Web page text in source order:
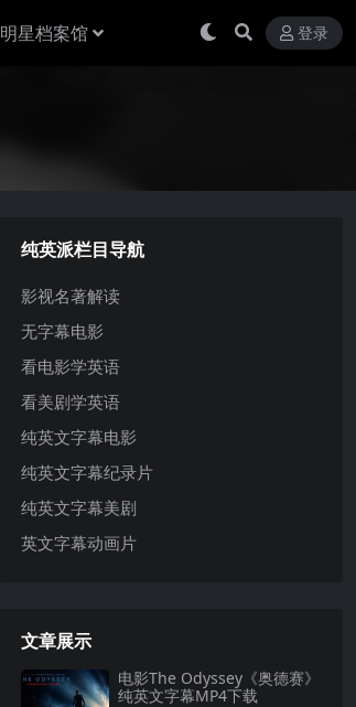
明星档案馆 登录
纯英派栏目导航
影视名著解读
无字幕电影
看电影学英语
看美剧学英语
纯英文字幕电影
纯英文字幕纪录片
纯英文字幕美剧
英文字幕动画片
文章展示
电影The Odyssey《奥德赛》
纯英文字幕MP4下载